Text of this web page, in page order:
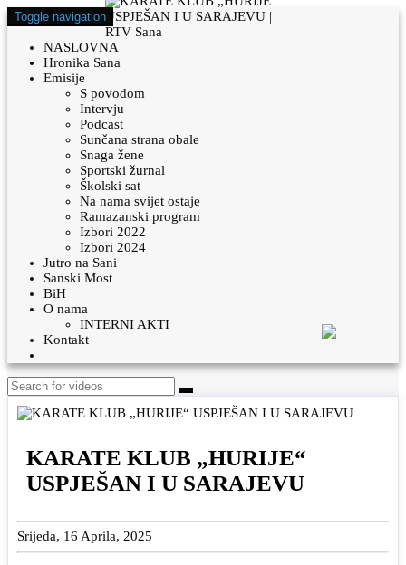
Toggle navigation
NASLOVNA
Hronika Sana
Emisije
S povodom
Intervju
Podcast
Sunčana strana obale
Snaga žene
Sportski žurnal
Školski sat
Na nama svijet ostaje
Ramazanski program
Izbori 2022
Izbori 2024
Jutro na Sani
Sanski Most
BiH
O nama
INTERNI AKTI
Kontakt
KARATE KLUB „HURIJE“
USPJEŠAN I U SARAJEVU
Srijeda, 16 Aprila, 2025